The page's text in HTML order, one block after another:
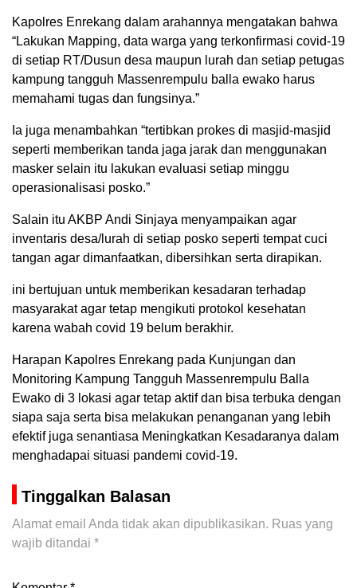
Kapolres Enrekang dalam arahannya mengatakan bahwa
“Lakukan Mapping, data warga yang terkonfirmasi covid-19
di setiap RT/Dusun desa maupun lurah dan setiap petugas
kampung tangguh Massenrempulu balla ewako harus
memahami tugas dan fungsinya.”
Ia juga menambahkan “tertibkan prokes di masjid-masjid
seperti memberikan tanda jaga jarak dan menggunakan
masker selain itu lakukan evaluasi setiap minggu
operasionalisasi posko.”
Salain itu AKBP Andi Sinjaya menyampaikan agar
inventaris desa/lurah di setiap posko seperti tempat cuci
tangan agar dimanfaatkan, dibersihkan serta dirapikan.
ini bertujuan untuk memberikan kesadaran terhadap
masyarakat agar tetap mengikuti protokol kesehatan
karena wabah covid 19 belum berakhir.
Harapan Kapolres Enrekang pada Kunjungan dan
Monitoring Kampung Tangguh Massenrempulu Balla
Ewako di 3 lokasi agar tetap aktif dan bisa terbuka dengan
siapa saja serta bisa melakukan penanganan yang lebih
efektif juga senantiasa Meningkatkan Kesadaranya dalam
menghadapai situasi pandemi covid-19.
Tinggalkan Balasan
Alamat email Anda tidak akan dipublikasikan. Ruas yang
wajib ditandai *